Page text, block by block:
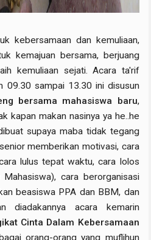
kebersamaan dan kemuliaan,
kemajuan bersama, berjuang
kemuliaan sejati. Acara ta'rif
09.30 sampai 13.30 ini disusun
bersama mahasiswa baru,
kapan makan nasinya ya he..he
supaya maba tidak tegang
memberikan motivasi, cara
lulus tepat waktu, cara lolos
cara berorganisasi
beasiswa PPA dan BBM, dan
diadakannya acara kemarin
Cinta Dalam Kebersamaan
orang-orang yang muflihun